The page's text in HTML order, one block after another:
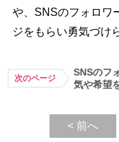
、SNSのフォロワ
ジをもらい勇気づけ
次のページ
SNSのフ
気や希望
< 前へ